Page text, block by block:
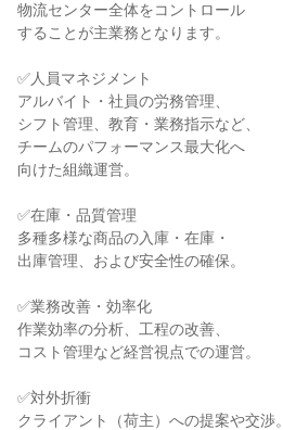
物流センター全体をコントロール
することが主業務となります。
✅人員マネジメント
アルバイト・社員の労務管理、
シフト管理、教育・業務指示など、
チームのパフォーマンス最大化へ
向けた組織運営。
✅在庫・品質管理
多種多様な商品の入庫・在庫・
出庫管理、および安全性の確保。
✅業務改善・効率化
作業効率の分析、工程の改善、
コスト管理など経営視点での運営。
✅対外折衝
クライアント（荷主）への提案や交渉。